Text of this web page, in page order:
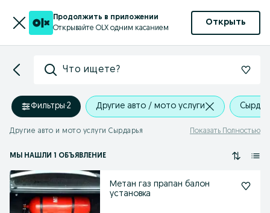
Продолжить в приложении
Открывайте OLX одним касанием
Открыть
Что ищете?
Фильтры·2 Другие авто / мото услуги
Другие авто и мото услуги Cырдарья Показать Полностью
МЫ НАШЛИ 1 ОБЪЯВЛЕНИЕ
Метан газ прапан балон
установка